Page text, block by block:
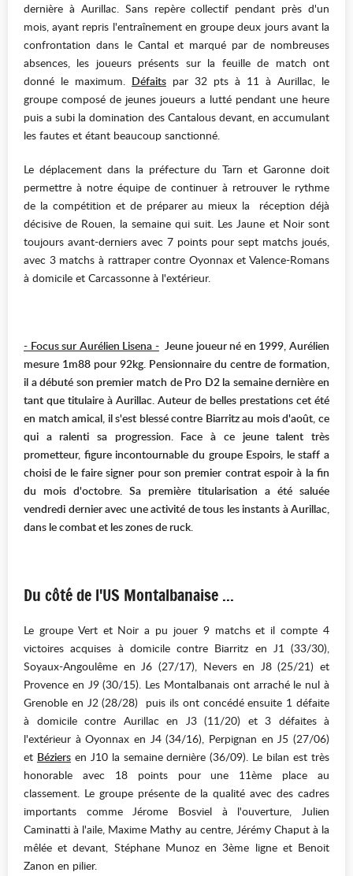
dernière à Aurillac. Sans repère collectif pendant près d'un
mois, ayant repris l'entraînement en groupe deux jours avant la
confrontation dans le Cantal et marqué par de nombreuses
absences, les joueurs présents sur la feuille de match ont
donné le maximum. Défaits par 32 pts à 11 à Aurillac, le
groupe composé de jeunes joueurs a lutté pendant une heure
puis a subi la domination des Cantalous devant, en accumulant
les fautes et étant beaucoup sanctionné.
Le déplacement dans la préfecture du Tarn et Garonne doit
permettre à notre équipe de continuer à retrouver le rythme
de la compétition et de préparer au mieux la réception déjà
décisive de Rouen, la semaine qui suit. Les Jaune et Noir sont
toujours avant-derniers avec 7 points pour sept matchs joués,
avec 3 matchs à rattraper contre Oyonnax et Valence-Romans
à domicile et Carcassonne à l'extérieur.
- Focus sur Aurélien Lisena -Jeune joueur né en 1999, Aurélien
mesure 1m88 pour 92kg. Pensionnaire du centre de formation,
il a débuté son premier match de Pro D2 la semaine dernière en
tant que titulaire à Aurillac. Auteur de belles prestations cet été
en match amical, il s'est blessé contre Biarritz au mois d'août, ce
qui a ralenti sa progression. Face à ce jeune talent très
prometteur, figure incontournable du groupe Espoirs, le staff a
choisi de le faire signer pour son premier contrat espoir à la fin
du mois d'octobre. Sa première titularisation a été saluée
vendredi dernier avec une activité de tous les instants à Aurillac,
dans le combat et les zones de ruck.
Du côté de l'US Montalbanaise ...
Le groupe Vert et Noir a pu jouer 9 matchs et il compte 4
victoires acquises à domicile contre Biarritz en J1 (33/30),
Soyaux-Angoulême en J6 (27/17), Nevers en J8 (25/21) et
Provence en J9 (30/15). Les Montalbanais ont arraché le nul à
Grenoble en J2 (28/28) puis ils ont concédé ensuite 1 défaite
à domicile contre Aurillac en J3 (11/20) et 3 défaites à
l'extérieur à Oyonnax en J4 (34/16), Perpignan en J5 (27/06)
et Béziersen J10 la semaine dernière (36/09). Le bilan est très
honorable avec 18 points pour une 11ème place au
classement. Le groupe présente de la qualité avec des cadres
importants comme Jérome Bosviel à l'ouverture, Julien
Caminatti à l'aile, Maxime Mathy au centre, Jérémy Chaput à la
mêlée et devant, Stéphane Munoz en 3ème ligne et Benoit
Zanon en pilier.